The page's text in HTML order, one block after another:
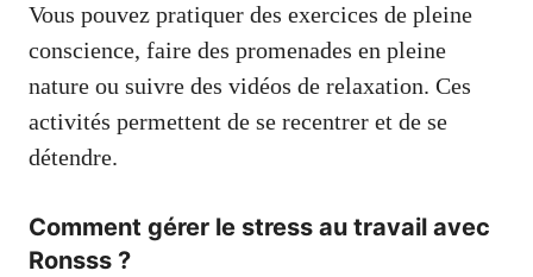
Vous pouvez pratiquer des exercices de pleine
conscience, faire des promenades en pleine
nature ou suivre des vidéos de relaxation. Ces
activités permettent de se recentrer et de se
détendre.
Comment gérer le stress au travail avec
Ronsss ?